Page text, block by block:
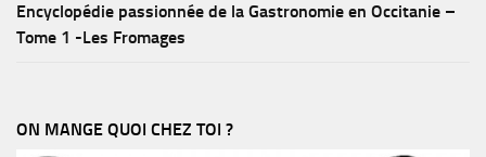
Encyclopédie passionnée de la Gastronomie en Occitanie –
Tome 1 -Les Fromages
ON MANGE QUOI CHEZ TOI ?